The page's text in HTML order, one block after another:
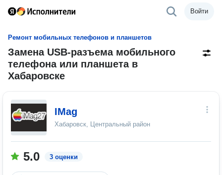
Войти
Ремонт мобильных телефонов и планшетов
Замена USB-разъема мобильного
телефона или планшета в
Хабаровске
IMag
Хабаровск, Центральный район
5.0 3 оценки